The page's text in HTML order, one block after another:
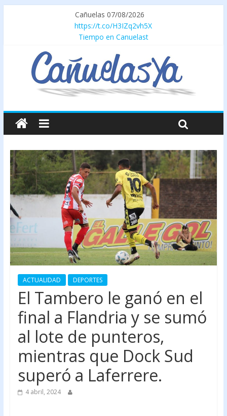
Cañuelas 07/08/2026
https://t.co/H3IZq2vh5X
Tiempo en Canuelast
ACTUALIDAD DEPORTES
El Tambero le ganó en el
final a Flandria y se sumó
al lote de punteros,
mientras que Dock Sud
superó a Laferrere.
4 abril, 2024